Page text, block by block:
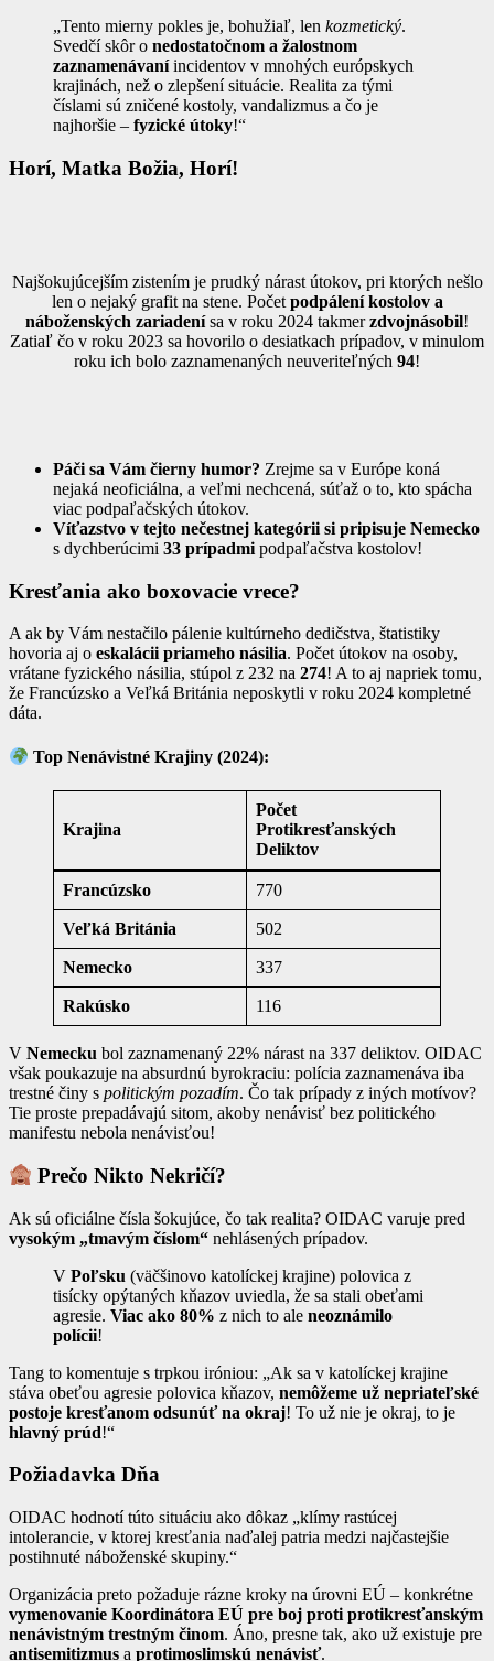
„Tento mierny pokles je, bohužiaľ, len kozmetický.
Svedčí skôr o nedostatočnom a žalostnom
zaznamenávaníincidentov v mnohých európskych
krajinách, než o zlepšení situácie. Realita za tými
číslami sú zničené kostoly, vandalizmus a čo je
najhoršie – fyzické útoky!“
Horí, Matka Božia, Horí!
Najšokujúcejším zistením je prudký nárast útokov, pri ktorých nešlo
len o nejaký grafit na stene. Počet podpálení kostolov a
náboženských zariadenísa v roku 2024 takmerzdvojnásobil!
Zatiaľ čo v roku 2023 sa hovorilo o desiatkach prípadov, v minulom
roku ich bolo zaznamenaných neuveriteľných 94!
Páči sa Vám čierny humor? Zrejme sa v Európe koná
nejaká neoficiálna, a veľmi nechcená, súťaž o to, kto spácha
viac podpaľačských útokov.
Víťazstvo v tejto nečestnej kategórii si pripisuje Nemecko
s dychberúcimi 33 prípadmi podpaľačstva kostolov!
Kresťania ako boxovacie vrece?
A ak by Vám nestačilo pálenie kultúrneho dedičstva, štatistiky
hovoria aj o eskalácii priameho násilia. Počet útokov na osoby,
vrátane fyzického násilia, stúpol z 232 na 274! A to aj napriek tomu,
že Francúzsko a Veľká Británia neposkytli v roku 2024 kompletné
dáta.
Top Nenávistné Krajiny (2024):
Krajina
Počet
Protikresťanských
Deliktov
Francúzsko 770
Veľká Británia 502
Nemecko 337
Rakúsko 116
V Nemecku bol zaznamenaný 22% nárast na 337 deliktov. OIDAC
však poukazuje na absurdnú byrokraciu: polícia zaznamenáva iba
trestné činy s politickým pozadím. Čo tak prípady z iných motívov?
Tie proste prepadávajú sitom, akoby nenávisť bez politického
manifestu nebola nenávisťou!
Prečo Nikto Nekričí?
Ak sú oficiálne čísla šokujúce, čo tak realita? OIDAC varuje pred
vysokým „tmavým číslom“ nehlásených prípadov.
V Poľsku (väčšinovo katolíckej krajine) polovica z
tisícky opýtaných kňazov uviedla, že sa stali obeťami
agresie. Viac ako 80% z nich to ale neoznámilo
polícii!
Tang to komentuje s trpkou iróniou: „Ak sa v katolíckej krajine
stáva obeťou agresie polovica kňazov, nemôžeme už nepriateľské
postoje kresťanom odsunúť na okraj! To už nie je okraj, to je
hlavný prúd!“
Požiadavka Dňa
OIDAC hodnotí túto situáciu ako dôkaz „klímy rastúcej
intolerancie, v ktorej kresťania naďalej patria medzi najčastejšie
postihnuté náboženské skupiny.“
Organizácia preto požaduje rázne kroky na úrovni EÚ – konkrétne
vymenovanie Koordinátora EÚ pre boj proti protikresťanským
nenávistným trestným činom. Áno, presne tak, ako už existuje pre
antisemitizmus a protimoslimskú nenávisť.